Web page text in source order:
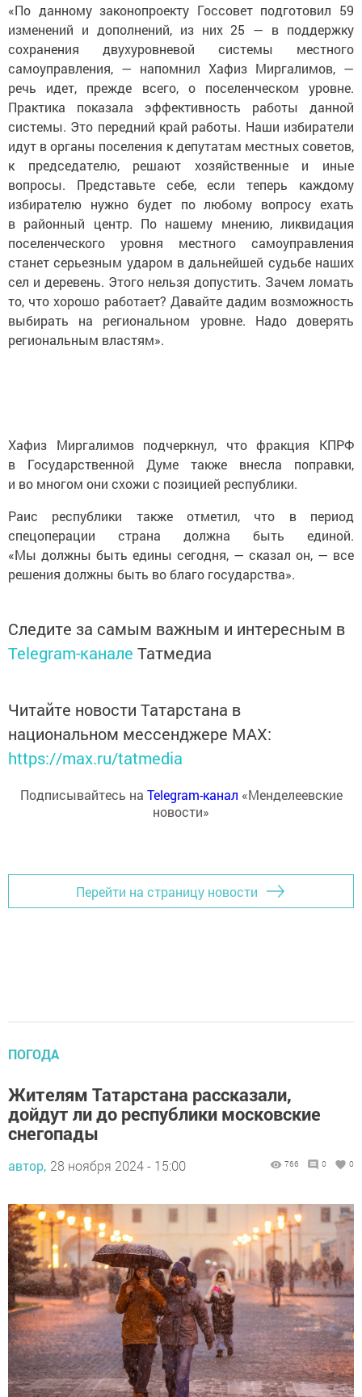
«По данному законопроекту Госсовет подготовил 59
изменений и дополнений, из них 25 — в поддержку
сохранения двухуровневой системы местного
самоуправления, — напомнил Хафиз Миргалимов, —
речь идет, прежде всего, о поселенческом уровне.
Практика показала эффективность работы данной
системы. Это передний край работы. Наши избиратели
идут в органы поселения к депутатам местных советов,
к председателю, решают хозяйственные и иные
вопросы. Представьте себе, если теперь каждому
избирателю нужно будет по любому вопросу ехать
в районный центр. По нашему мнению, ликвидация
поселенческого уровня местного самоуправления
станет серьезным ударом в дальнейшей судьбе наших
сел и деревень. Этого нельзя допустить. Зачем ломать
то, что хорошо работает? Давайте дадим возможность
выбирать на региональном уровне. Надо доверять
региональным властям».
Хафиз Миргалимов подчеркнул, что фракция КПРФ
в Государственной Думе также внесла поправки,
и во многом они схожи с позицией республики.
Раис республики также отметил, что в период
спецоперации страна должна быть единой.
«Мы должны быть едины сегодня, — сказал он, — все
решения должны быть во благо государства».
Следите за самым важным и интересным в
Telegram-канале Татмедиа
Читайте новости Татарстана в
национальном мессенджере MАХ:
https://max.ru/tatmedia
Подписывайтесь на Telegram-канал «Менделеевские
новости»
Перейти на страницу новости
ПОГОДА
Жителям Татарстана рассказали,
дойдут ли до республики московские
снегопады
автор, 28 ноября 2024 - 15:00 766 0 0